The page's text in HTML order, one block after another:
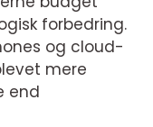
forbedring.
og cloud-
mere
end